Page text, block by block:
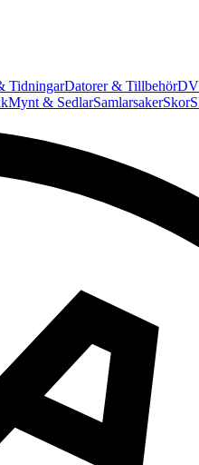
TidningarDatorer & Tillbehör
Mynt & SedlarSamlarsakerSkor